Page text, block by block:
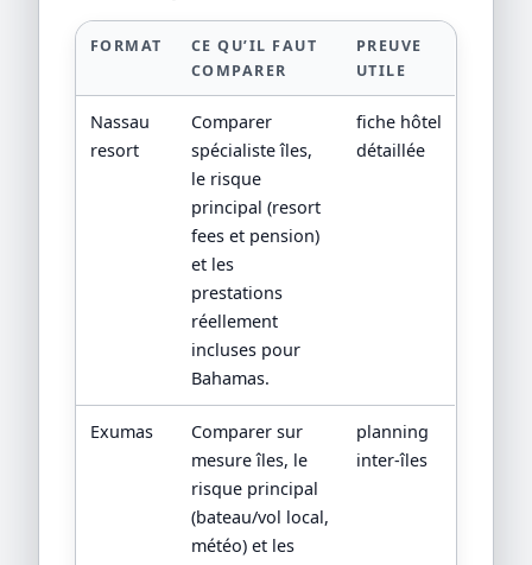
FORMAT
CE QU’IL FAUT
COMPARER
PREUVE
UTILE
Nassau
resort
Comparer
spécialiste îles,
le risque
principal (resort
fees et pension)
et les
prestations
réellement
incluses pour
Bahamas.
fiche hôtel
détaillée
Exumas
Comparer sur
mesure îles, le
risque principal
(bateau/vol local,
météo) et les
planning
inter-îles